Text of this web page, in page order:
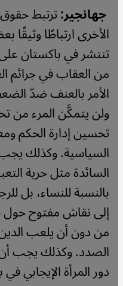
جهانجير:ترتبط
الأخرى ارتباطًا
تنتشر في باكستان
من العقاب في جرائم
الأمر بالعنف ضدّ
ولن يتمكَّن المرء من
تحسين إدارة الحكم
السياسية. وكذلك
السائدة مثل حرية
بالنسبة للنساء، بل
إلى نقاش مفتوح حول
من دون أن يلعب
الصدد. وكذلك يجب
دور المرأة الإيجابي